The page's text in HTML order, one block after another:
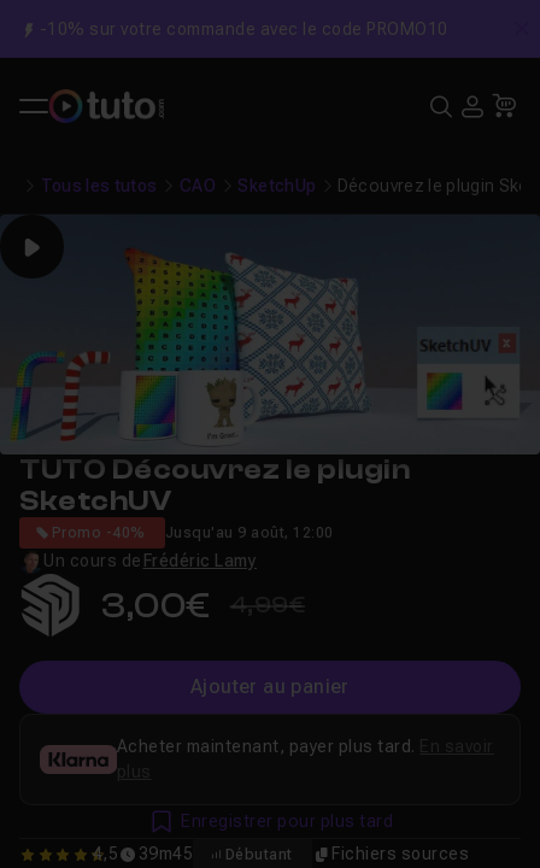
-10% sur votre commande avec le code PROMO10
Tous les tutos CAO SketchUp Découvrez le plugin
Play
TUTO Découvrez le plugin
SketchUV
Un cours de Frédéric Lamy
Promo -40% Jusqu'au 9 août, 12:00
3,00€ 4,99€
Ajouter au panier
4.5 4,5 39m45 Débutant Fichiers sources
Acheter maintenant, payer plus tard.
plus
Enregistrer pour plus tard